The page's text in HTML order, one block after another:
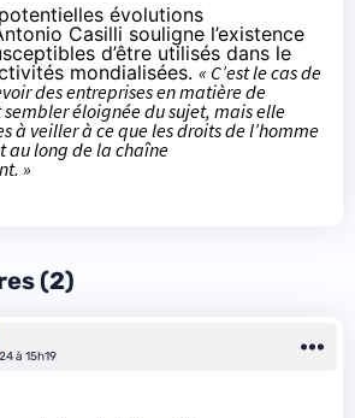
évolutions
Casilli souligne l’existence
d’être utilisés dans le
mondialisées. « C’est le cas de
des entreprises en matière de
sembler éloignée du sujet, mais elle
à veiller à ce que les droits de l’homme
au long de la chaîne
»
(2)
à 15h19